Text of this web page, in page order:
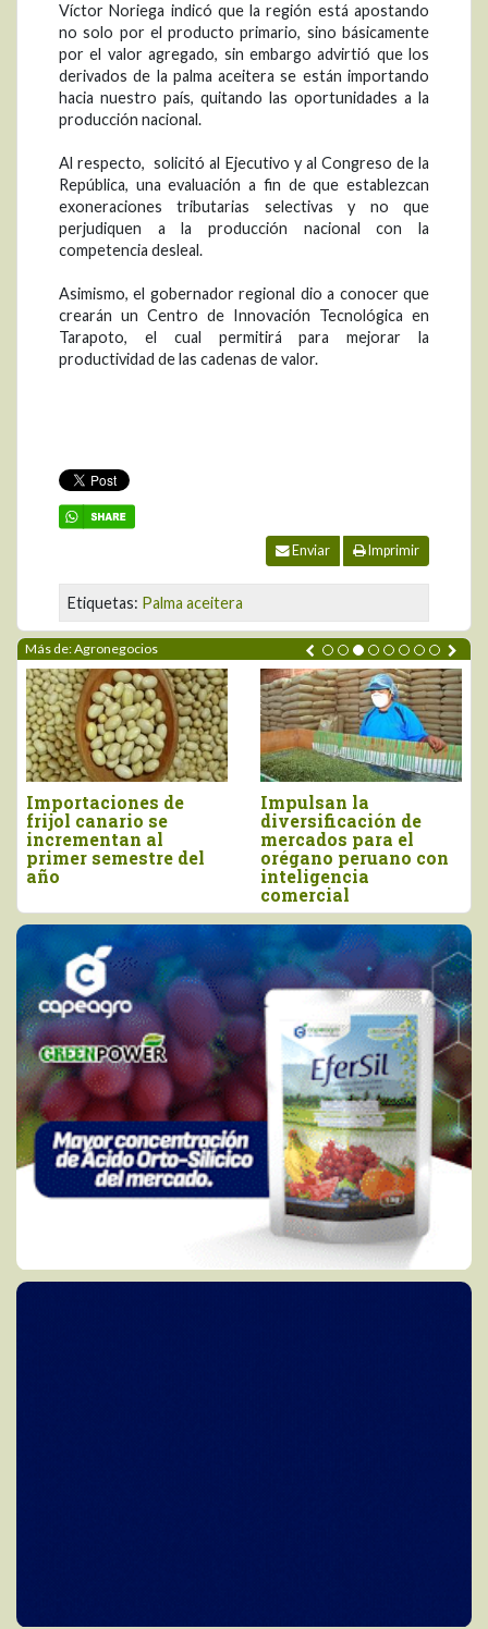
Víctor Noriega indicó que la región está apostando
no solo por el producto primario, sino básicamente
por el valor agregado, sin embargo advirtió que los
derivados de la palma aceitera se están importando
hacia nuestro país, quitando las oportunidades a la
producción nacional.
Al respecto, solicitó al Ejecutivo y al Congreso de la
República, una evaluación a fin de que establezcan
exoneraciones tributarias selectivas y no que
perjudiquen a la producción nacional con la
competencia desleal.
Asimismo, el gobernador regional dio a conocer que
crearán un Centro de Innovación Tecnológica en
Tarapoto, el cual permitirá para mejorar la
productividad de las cadenas de valor.
Enviar Imprimir
Etiquetas: Palma aceitera
Más de: Agronegocios
Impulsan la
diversificación de
mercados para el
orégano peruano con
inteligencia
Perú importó vino por
más de US$ 16,4
millones, entre enero
y junio